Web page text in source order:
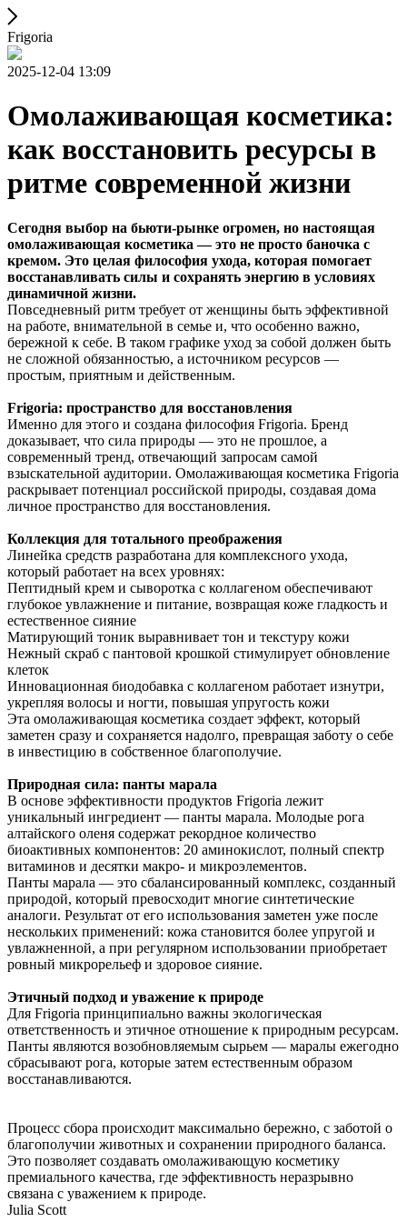
Frigoria
2025-12-04 13:09
Омолаживающая косметика:
как восстановить ресурсы в
ритме современной жизни
Сегодня выбор на бьюти-рынке огромен, но настоящая
омолаживающая косметика — это не просто баночка с
кремом. Это целая философия ухода, которая помогает
восстанавливать силы и сохранять энергию в условиях
динамичной жизни.
Повседневный ритм требует от женщины быть эффективной
на работе, внимательной в семье и, что особенно важно,
бережной к себе. В таком графике уход за собой должен быть
не сложной обязанностью, а источником ресурсов —
простым, приятным и действенным.
Frigoria: пространство для восстановления
Именно для этого и создана философия Frigoria. Бренд
доказывает, что сила природы — это не прошлое, а
современный тренд, отвечающий запросам самой
взыскательной аудитории. Омолаживающая косметика Frigoria
раскрывает потенциал российской природы, создавая дома
личное пространство для восстановления.
Коллекция для тотального преображения
Линейка средств разработана для комплексного ухода,
который работает на всех уровнях:
Пептидный крем и сыворотка с коллагеном обеспечивают
глубокое увлажнение и питание, возвращая коже гладкость и
естественное сияние
Матирующий тоник выравнивает тон и текстуру кожи
Нежный скраб с пантовой крошкой стимулирует обновление
клеток
Инновационная биодобавка с коллагеном работает изнутри,
укрепляя волосы и ногти, повышая упругость кожи
Эта омолаживающая косметика создает эффект, который
заметен сразу и сохраняется надолго, превращая заботу о себе
в инвестицию в собственное благополучие.
Природная сила: панты марала
В основе эффективности продуктов Frigoria лежит
уникальный ингредиент — панты марала. Молодые рога
алтайского оленя содержат рекордное количество
биоактивных компонентов: 20 аминокислот, полный спектр
витаминов и десятки макро- и микроэлементов.
Панты марала — это сбалансированный комплекс, созданный
природой, который превосходит многие синтетические
аналоги. Результат от его использования заметен уже после
нескольких применений: кожа становится более упругой и
увлажненной, а при регулярном использовании приобретает
ровный микрорельеф и здоровое сияние.
Этичный подход и уважение к природе
Для Frigoria принципиально важны экологическая
ответственность и этичное отношение к природным ресурсам.
Панты являются возобновляемым сырьем — маралы ежегодно
сбрасывают рога, которые затем естественным образом
восстанавливаются.
Процесс сбора происходит максимально бережно, с заботой о
благополучии животных и сохранении природного баланса.
Это позволяет создавать омолаживающую косметику
премиального качества, где эффективность неразрывно
связана с уважением к природе.
Julia Scott